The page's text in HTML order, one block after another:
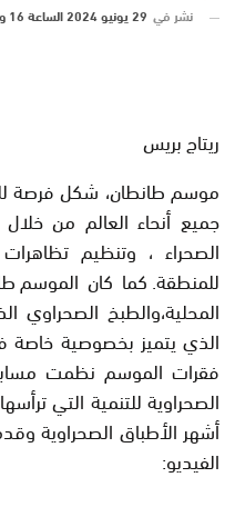
نشر في 29 يونيو 2024 الساعة 16 و 40 دقيقة
ريتاج بريس
موسم طانطان، شكل فرصة
جميع أنحاء العالم من
الصحراء ، وتنظيم
للمنطقة. كما كان الموسم
المحلية،والطبخ الصحراوي
الذي يتميز بخصوصية خاصة
فقرات الموسم نظمت
الصحراوية للتنمية التي
أشهر الأطباق الصحراوية
الفيديو: